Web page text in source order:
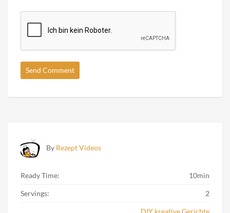
By Rezept Videos
Ready Time: 10min
Servings: 2
DIY kreative Gerichte